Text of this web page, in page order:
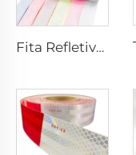
Fita Refletiva Xadrez de PVC para Costurar, Tecido Refletivo para Jaquetas, Coletes e Bolsas